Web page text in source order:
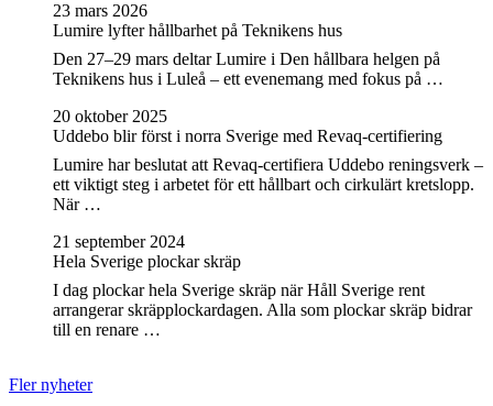
Lumire lyfter hållbarhet på Teknikens hus
23 mars 2026
Den 27–29 mars deltar Lumire i Den hållbara helgen på
Teknikens hus i Luleå – ett evenemang med fokus på …
Uddebo blir först i norra Sverige med Revaq-certifiering
20 oktober 2025
Lumire har beslutat att Revaq-certifiera Uddebo reningsverk –
ett viktigt steg i arbetet för ett hållbart och cirkulärt kretslopp.
När …
Hela Sverige plockar skräp
21 september 2024
I dag plockar hela Sverige skräp när Håll Sverige rent
arrangerar skräpplockardagen. Alla som plockar skräp bidrar
till en renare …
Fler nyheter